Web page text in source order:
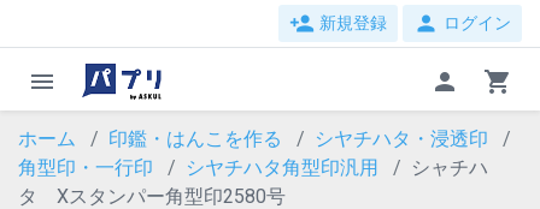
person_add 新規登録 person ログイン
menu person shopping_cart
ホーム 印鑑・はんこを作る
シヤチハタ・浸透印
角型印・一行印
シヤチハタ角型印汎用
シャチハ
タ Xスタンパー角型印2580号